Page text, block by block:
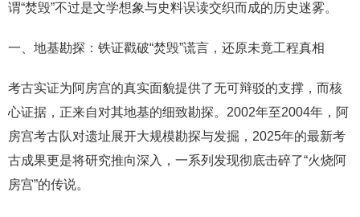
谓“焚毁”不过是文学想象与史料误读交织而成的历史迷雾。
一、地基勘探：铁证戳破“焚毁”谎言，还原未竟工程真相
考古实证为阿房宫的真实面貌提供了无可辩驳的支撑，而核
心证据，正来自对其地基的细致勘探。2002年至2004年，阿
房宫考古队对遗址展开大规模勘探与发掘，2025年的最新考
古成果更是将研究推向深入，一系列发现彻底击碎了“火烧阿
房宫”的传说。